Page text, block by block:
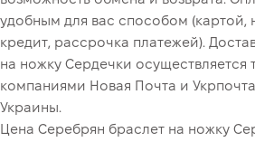
удобным для вас способом (картой,
кредит, рассрочка платежей).
на ножку Сердечки осуществляется
компаниями Новая Почта и
Украины.
Цена Серебрян браслет на ножку